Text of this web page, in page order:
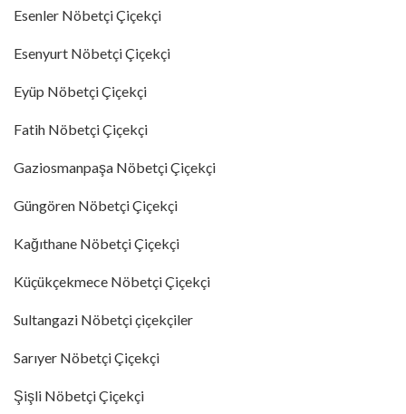
Esenler Nöbetçi Çiçekçi
Esenyurt Nöbetçi Çiçekçi
Eyüp Nöbetçi Çiçekçi
Fatih Nöbetçi Çiçekçi
Gaziosmanpaşa Nöbetçi Çiçekçi
Güngören Nöbetçi Çiçekçi
Kağıthane Nöbetçi Çiçekçi
Küçükçekmece Nöbetçi Çiçekçi
Sultangazi Nöbetçi çiçekçiler
Sarıyer Nöbetçi Çiçekçi
Şişli Nöbetçi Çiçekçi